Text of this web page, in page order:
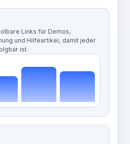
Links für Demos,
und Hilfeartikel, damit jeder
ist.